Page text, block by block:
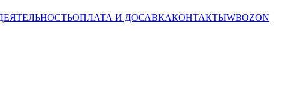
ОПЛАТА И ДОСАВКАКОНТАКТЫWBOZON